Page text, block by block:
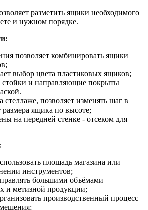
разметить ящики необходимого
и нужном порядке.
позволяет комбинировать ящики
выбор цвета пластиковых ящиков;
стойки и направляющие покрыты
стеллаже, позволяет изменять шаг в
размера ящика по высоте;
на передней стенке - отсеком для
площадь магазина или
инструментов;
большими объёмами
и метизной продукции;
производственный процесс